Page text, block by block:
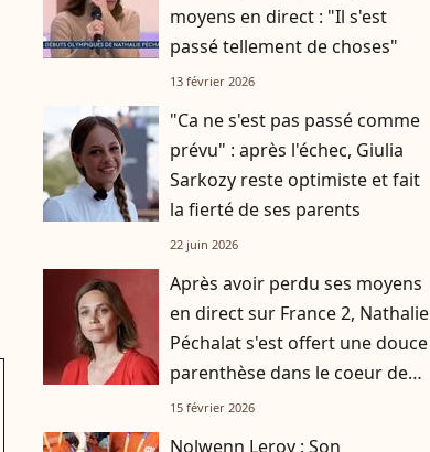
moyens en direct : "Il s'est
passé tellement de choses"
13 février 2026
"Ca ne s'est pas passé comme
prévu" : après l'échec, Giulia
Sarkozy reste optimiste et fait
la fierté de ses parents
22 juin 2026
Après avoir perdu ses moyens
en direct sur France 2, Nathalie
Péchalat s'est offert une douce
parenthèse dans le coeur de
Milan
15 février 2026
Nolwenn Leroy : Son